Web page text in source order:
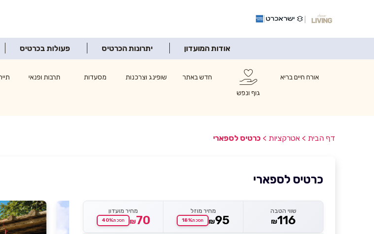
אודות המועדון יתרונות הכרטיס פעולות בכרטיס
אורח חיים בריא
גוף ונפש
חדש באתר שופינג וצרכנות מסעדות תרבות ופנאי
דף הבית > אטרקציות > כרטיס לספארי
כרטיס לספארי
שווי הטבה
₪116
מחיר מוזל
₪95 חסכת18%
מחיר מועדון
₪70 חסכת40%